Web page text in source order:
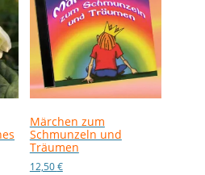
Märchen zum
Schmunzeln und
Träumen
12,50€